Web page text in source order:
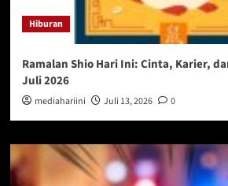
Hiburan
Ramalan Shio Hari Ini: Cinta, Karier,
Juli 2026
mediahariini Juli 13, 2026 0